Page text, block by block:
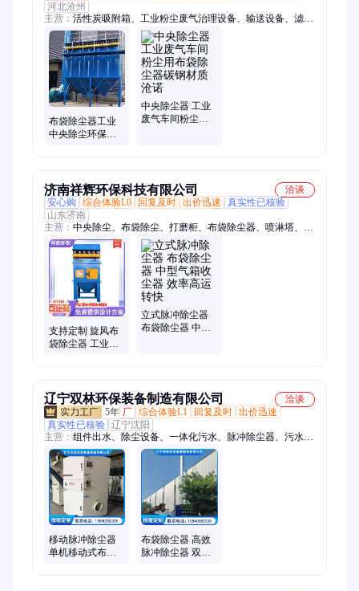
河北沧州
主营： 活性炭吸附箱、工业粉尘废气治理设备、输送设备、滤筒
除尘器、布袋除尘器、移动式滤筒除尘器、塑烧板除尘器、锅炉
除尘器、催化燃烧设备、沸石转轮催化燃烧设备、螺旋输送设
备、斗式提升机、刮板输送机、粉尘加湿搅拌机、星型卸料器、
电捕焦油器、PP喷淋塔、玻璃钢喷淋塔脱硫塔、干式过滤箱、打
磨除尘工作台、单臂双臂焊烟净化机、波纹管补偿器、离心风
机、rto蓄热式催化燃烧设备、危废间
布袋除尘器工业
中央除尘环保布
中央除尘器 工业
废气车间粉尘用
济南祥辉环保科技有限公司
洽谈
安心购
综合体验L0 回复及时 出价迅速
真实性已核验
山东济南
主营： 中央除尘、布袋除尘、打磨柜、布袋除尘器、喷淋塔、环
保设备
支持定制 旋风布
袋除尘器 工业车
立式脉冲除尘器
布袋除尘器 中型
辽宁双林环保装备制造有限公司
洽谈
5年 厂 综合体验L1 回复及时 出价迅速
真实性已核验 辽宁沈阳
主营： 组件出水、除尘设备、一体化污水、脉冲除尘器、污水处
理设备
移动脉冲除尘器
单机移动式布袋
布袋除尘器 高效
脉冲除尘器 双林